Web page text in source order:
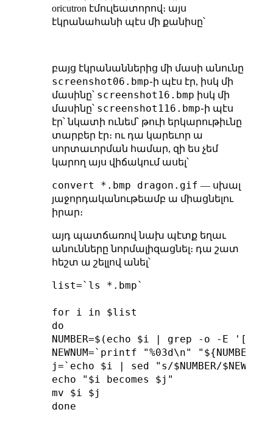
oricutron էմուլեատորով։ այս
էկրանահանի պէս մի քանիսը՝
բայց էկրանաններից մի մասի անունը
screenshot06.bmp֊ի պէս էր, իսկ մի
մասինը՝ screenshot16.bmp իսկ մի
մասինը՝ screenshot116.bmp֊ի պէս
էր՝ նկատի ունեմ՝ թուի երկարութիւնը
տարբեր էր։ ու դա կարեւոր ա
սորտաւորման համար, զի ես չեմ
կարող այս վիճակում ասել՝
convert *.bmp dragon.gif — սխալ
յաջորդականութեամբ ա միացնելու
իրար։
այդ պատճառով նախ պէտք եղաւ
անունները նորմալիզացնել։ դա շատ
հեշտ ա շելլով անել՝
list=`ls *.bmp`
for i in $list
do
NUMBER=$(echo $i | grep -o -E '[0-
NEWNUM=`printf "%03d\n"
j=`echo $i | sed "s/$NUMBER/
echo "$i becomes $j"
mv $i $j